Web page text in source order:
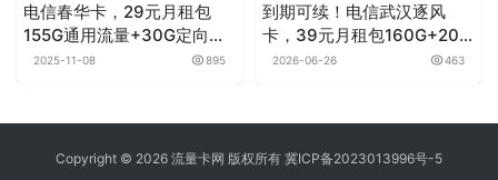
电信春华卡，29元月租包
155G通用流量+30G定向流
量+0.1元月租/分钟
2025-11-08 895
到期可续！电信武汉逐风
卡，39元月租包160G+200
分钟
2026-06-26 463
Copyright © 2026 流量卡网 版权所有 冀ICP备2023013996号-5